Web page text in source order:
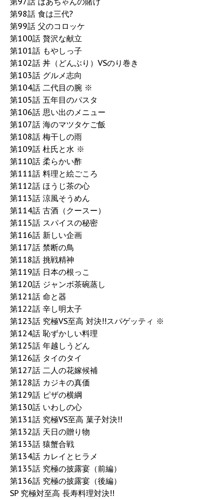
第98話 食は三代?
第99話 父のコロッケ
第100話 贅沢な献立
第101話 もやしっ子
第102話 丼（どんぶり）VSのり巻き
第103話 グルメ志向
第104話 二代目の腕 ※
第105話 五年目のパスタ
第106話 思い出のメニュー
第107話 海のマツタケご飯
第108話 梅干しの雨
第109話 杜氏と水 ※
第110話 柔らかい酢
第111話 料理と絵ごころ
第112話 ほうじ茶の心
第113話 涼風そうめん
第114話 古酒（クースー）
第115話 スパイスの秘密
第116話 新しい企画
第117話 禁断の鳥
第118話 挑戦精神
第119話 日本の根っこ
第120話 ジャンボ茶碗蒸し
第121話 命と器
第122話 辛し明太子
第123話 究極VS至高 対決!!スパゲッティ ※
第124話 恥ずかしい料理
第125話 年越しうどん
第126話 タイのタイ
第127話 二人の花嫁候補
第128話 カジキの真価
第129話 ピザの横綱
第130話 いわしの心
第131話 究極VS至高 菓子対決!!
第132話 天日の贈り物
第133話 猿蟹合戦
第134話 カレイとヒラメ
第135話 究極の披露宴（前編）
第136話 究極の披露宴（後編）
SP 究極対至高 長寿料理対決!!